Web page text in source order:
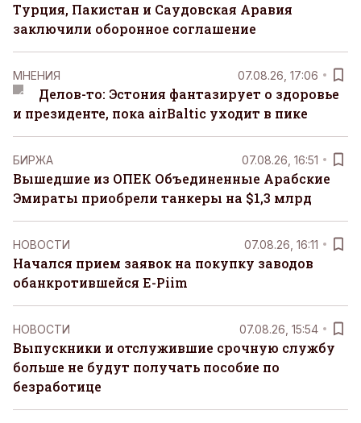
Турция, Пакистан и Саудовская Аравия
заключили оборонное соглашение
MНЕНИЯ 07.08.26, 17:06
Делов-то: Эстония фантазирует о здоровье
и президенте, пока airBaltic уходит в пике
БИРЖА 07.08.26, 16:51
Вышедшие из ОПЕК Объединенные Арабские
Эмираты приобрели танкеры на $1,3 млрд
НОВОСТИ 07.08.26, 16:11
Начался прием заявок на покупку заводов
обанкротившейся E-Piim
НОВОСТИ 07.08.26, 15:54
Выпускники и отслужившие срочную службу
больше не будут получать пособие по
безработице